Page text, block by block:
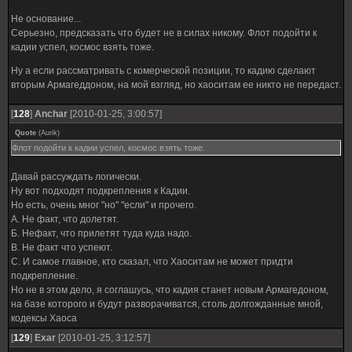
Не основание...
Серьезно, предсказать что будет не в силах никому. Флот подойти к
кадии успел, космос взять тоже.
Ну а если рассматривать с комерческой позиции, то кадию сделают
вторым Армагеддоном, на мой взгляд, но хаоситам ее никто не передаст.
[128] Anchar [2010-01-25, 3:00:57]
Quote (Aurik)
Флот подойти к кадии успел, космос взять тоже.
Давай рассуждать логически.
Ну вот подходят подкрепления к Кадии.
Но есть, очень мног "но" "если" и прочего.
А. Не факт, что долетят.
Б. Нефакт, что прилетят туда куда надо.
В. Не факт что успеют.
С. И самое главное, кто сказал, что Хаоситам не может придти
подкрепление.
Но не в этом дело, я соглашусь, что кадия станет новым Армагедоном,
на базе которого и будут разворачиватся, столь долгожданные мной,
кодексы Хаоса
[129] Exar [2010-01-25, 3:12:57]